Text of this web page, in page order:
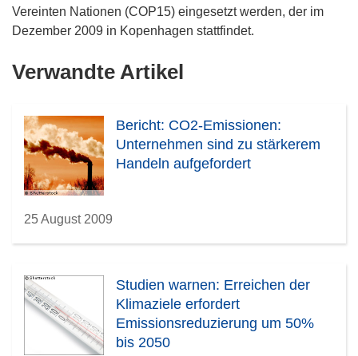
Vereinten Nationen (COP15) eingesetzt werden, der im
Dezember 2009 in Kopenhagen stattfindet.
Verwandte Artikel
Bericht: CO2-Emissionen:
Unternehmen sind zu stärkerem
Handeln aufgefordert
25 August 2009
Studien warnen: Erreichen der
Klimaziele erfordert
Emissionsreduzierung um 50%
bis 2050